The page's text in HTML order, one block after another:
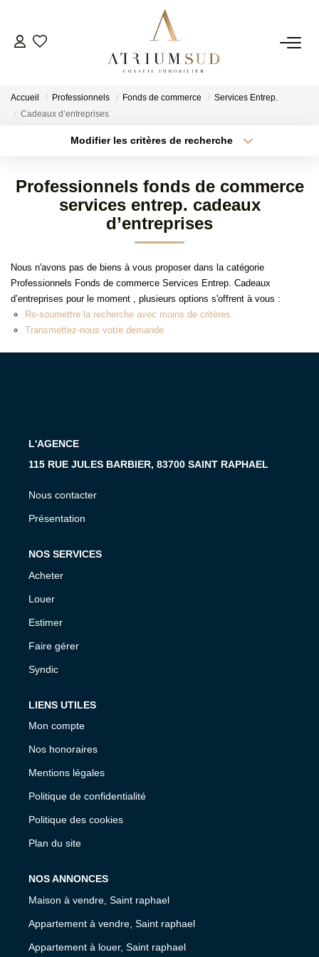
TRANSACTION
SYNDIC
ESTIMATION
AGENCE
MON COMPTE
Accueil Professionnels Fonds de commerce
Services Entrep.
Cadeaux d’entreprises
Modifier les critères de recherche
Type de bien
Créer une alerte
Professionnels fonds de commerce
services entrep. cadeaux
d’entreprises
Nous n'avons pas de biens à vous proposer dans la catégorie
Professionnels Fonds de commerce Services Entrep. Cadeaux
d’entreprises pour le moment , plusieurs options s'offrent à vous :
Re-soumettre la recherche avec moins de critères.
Transmettez-nous votre demande
L'AGENCE
115 RUE JULES BARBIER, 83700 SAINT RAPHAEL
Nous contacter
Présentation
NOS SERVICES
Acheter
Louer
Estimer
Faire gérer
Syndic
LIENS UTILES
Mon compte
Nos honoraires
Mentions légales
Politique de confidentialité
Politique des cookies
Plan du site
NOS ANNONCES
Maison à vendre, Saint raphael
Appartement à vendre, Saint raphael
Appartement à louer, Saint raphael